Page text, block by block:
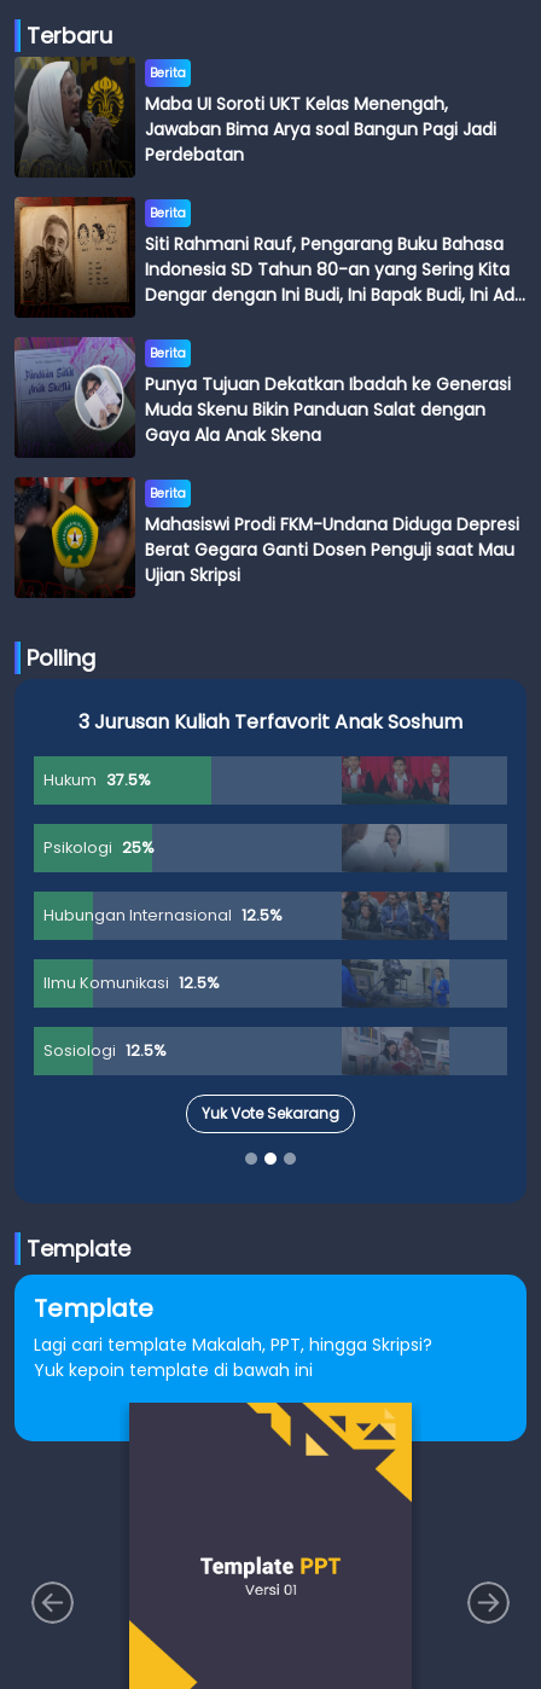
Terbaru
Berita
Maba UI Soroti UKT Kelas Menengah,
Jawaban Bima Arya soal Bangun Pagi Jadi
Perdebatan
Berita
Siti Rahmani Rauf, Pengarang Buku Bahasa
Indonesia SD Tahun 80-an yang Sering Kita
Dengar dengan Ini Budi, Ini Bapak Budi, Ini Adik
Berita
Punya Tujuan Dekatkan Ibadah ke Generasi
Muda Skenu Bikin Panduan Salat dengan
Gaya Ala Anak Skena
Berita
Mahasiswi Prodi FKM-Undana Diduga Depresi
Berat Gegara Ganti Dosen Penguji saat Mau
Ujian Skripsi
Polling
3 Jurusan Kuliah Terfavorit Anak Soshum
Hukum 37.5%
Psikologi 25%
Hubungan Internasional 12.5%
Ilmu Komunikasi 12.5%
Sosiologi 12.5%
Yuk Vote Sekarang
Template
Template
Lagi cari template Makalah, PPT, hingga Skripsi?
Yuk kepoin template di bawah ini